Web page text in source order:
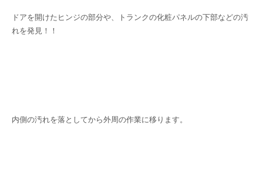
ドアを開けたヒンジの部分や、トランクの化粧パネルの下部などの汚
れを発見！！
内側の汚れを落としてから外周の作業に移ります。